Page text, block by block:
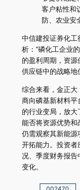
客户粘性和
防、农业安
中信建投证券化
析：“磷化工企业
的盈利周期，资
供应链中的战略地
综合来看，金正
商向磷基新材料
的行业变局，放
能否将资源优势和
仍需观察其新能源
开拓能力。投资
况、季度财务报
变化。